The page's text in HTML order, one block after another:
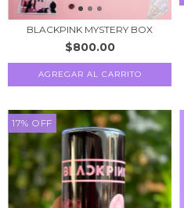
BLACKPINK MYSTERY BOX
$800.00
AGREGAR AL CARRITO
17% OFF